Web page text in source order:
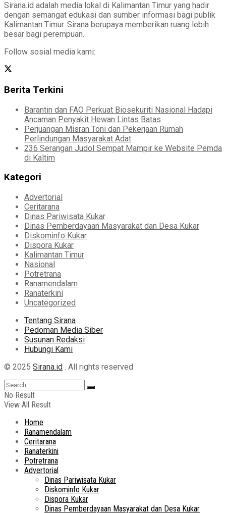
Sirana.id adalah media lokal di Kalimantan Timur yang hadir
dengan semangat edukasi dan sumber informasi bagi publik
Kalimantan Timur. Sirana berupaya memberikan ruang lebih
besar bagi perempuan.
Follow sosial media kami:
Berita Terkini
Barantin dan FAO Perkuat Biosekuriti Nasional Hadapi
Ancaman Penyakit Hewan Lintas Batas
Perjuangan Misran Toni dan Pekerjaan Rumah
Perlindungan Masyarakat Adat
236 Serangan Judol Sempat Mampir ke Website Pemda
di Kaltim
Kategori
Advertorial
Ceritarana
Dinas Pariwisata Kukar
Dinas Pemberdayaan Masyarakat dan Desa Kukar
Diskominfo Kukar
Dispora Kukar
Kalimantan Timur
Nasional
Potretrana
Ranamendalam
Ranaterkini
Uncategorized
Tentang Sirana
Pedoman Media Siber
Susunan Redaksi
Hubungi Kami
© 2025 Sirana.id . All rights reserved
No Result
View All Result
Home
Ranamendalam
Ceritarana
Ranaterkini
Potretrana
Advertorial
Dinas Pariwisata Kukar
Diskominfo Kukar
Dispora Kukar
Dinas Pemberdayaan Masyarakat dan Desa Kukar